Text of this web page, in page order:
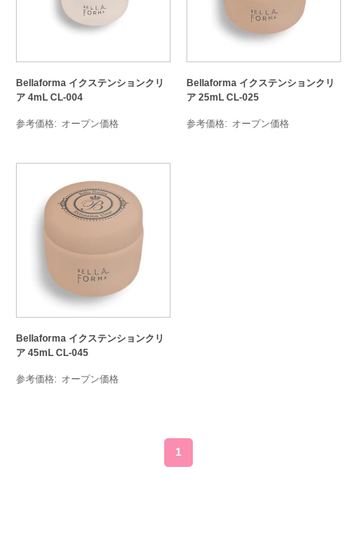
Bellaforma イクステンションクリ
ア 4mL CL-004
参考価格 オープン価格
Bellaforma イクステンションクリ
ア 25mL CL-025
参考価格 オープン価格
Bellaforma イクステンションクリ
ア 45mL CL-045
参考価格 オープン価格
1